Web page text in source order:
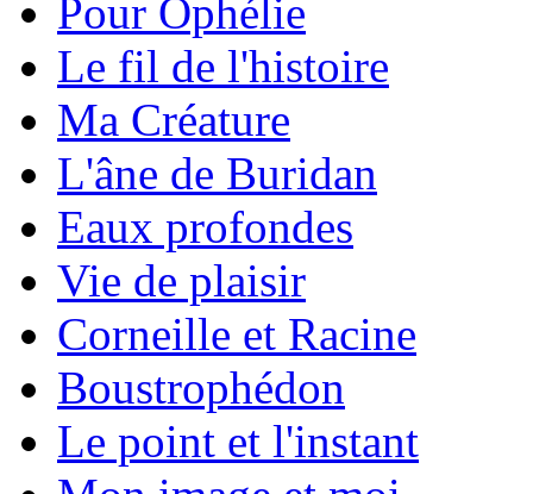
Pour Ophélie
Le fil de l'histoire
Ma Créature
L'âne de Buridan
Eaux profondes
Vie de plaisir
Corneille et Racine
Boustrophédon
Le point et l'instant